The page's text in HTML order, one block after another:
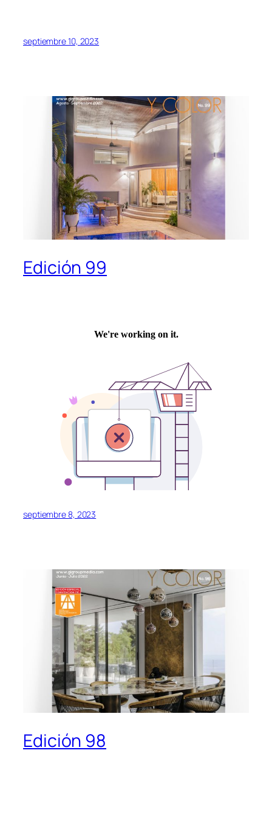
septiembre 10, 2023
Edición 99
septiembre 8, 2023
Edición 98